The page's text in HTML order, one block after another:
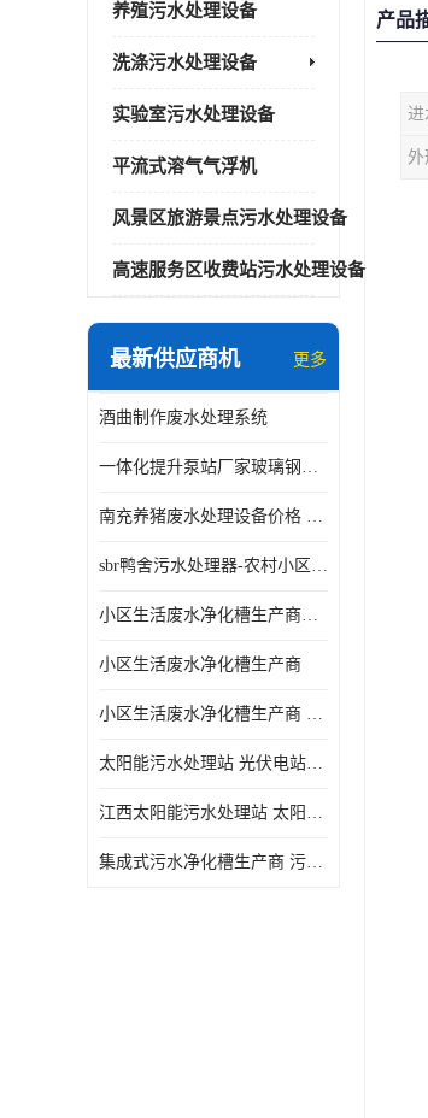
养殖污水处理设备
洗涤污水处理设备
实验室污水处理设备
平流式溶气气浮机
风景区旅游景点污水处理设备
高速服务区收费站污水处理设备
最新供应商机 更多
酒曲制作废水处理系统
一体化提升泵站厂家玻璃钢材质价格
南充养猪废水处理设备价格 ao污水处理器 *专人看管
sbr鸭舍污水处理器-农村小区生活污水净化器
小区生活废水净化槽生产商帝洁环保
小区生活废水净化槽生产商
小区生活废水净化槽生产商 污水净化槽装置
太阳能污水处理站 光伏电站污水处理器厂家定制
江西太阳能污水处理站 太阳能污水处理设备造型美观
集成式污水净化槽生产商 污水净化槽装置 一站式服务
产品
进